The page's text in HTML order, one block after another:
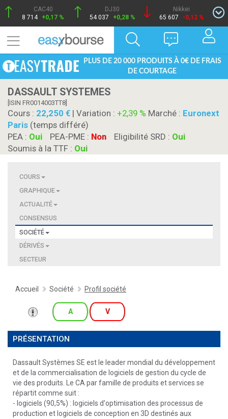
CAC40
8 714 +0,17 %
DJ30
54 037
+0,28 %
Nikkei
65 607
-0,12 %
PLUS DE 20 000 PRODUITS À 0€ DE FRAIS
DE COURTAGE
DASSAULT SYSTEMES
[ISIN FR0014003TT8]
Cours : 22,250 | Variation : +2,39 % Marché : Euronext
Paris (temps différé)
PEA : Oui PEA-PME : Non Eligibilité SRD : Oui
Soumis à la TTF : Oui
COURS
GRAPHIQUE
ACTUALITÉ
CONSENSUS
SOCIÉTÉ
DÉRIVÉS
SECTEUR
Accueil Société Profil société
A V
PRÉSENTATION
Dassault Systèmes SE est le leader mondial du développement
et de la commercialisation de logiciels de gestion du cycle de
vie des produits. Le CA par famille de produits et services se
répartit comme suit :
- logiciels (90,5%) : logiciels d'optimisation des processus de
production et logiciels de conception en 3D destinés aux